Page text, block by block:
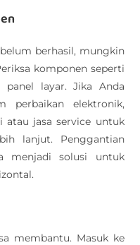
berhasil, mungkin
komponen seperti
layar. Jika Anda
perbaikan elektronik,
atau jasa service untuk
lanjut. Penggantian
menjadi solusi untuk
membantu. Masuk ke